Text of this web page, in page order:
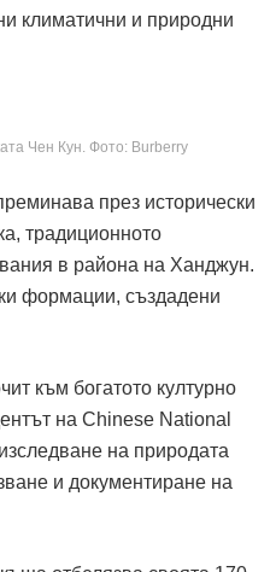
климатични и природни
Чен Кун. Фото: Burberry
през исторически
традиционното
в района на Ханджун.
формации, създадени
към богатото културно
на Chinese National
на природата
и документиране на